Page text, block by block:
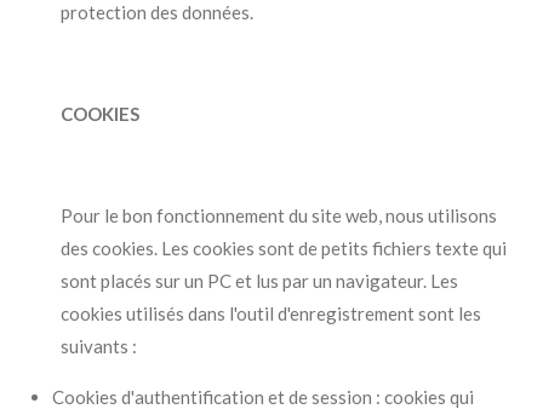
protection des données.
COOKIES
Pour le bon fonctionnement du site web, nous utilisons
des cookies. Les cookies sont de petits fichiers texte qui
sont placés sur un PC et lus par un navigateur. Les
cookies utilisés dans l'outil d'enregistrement sont les
suivants :
Cookies d'authentification et de session : cookies qui